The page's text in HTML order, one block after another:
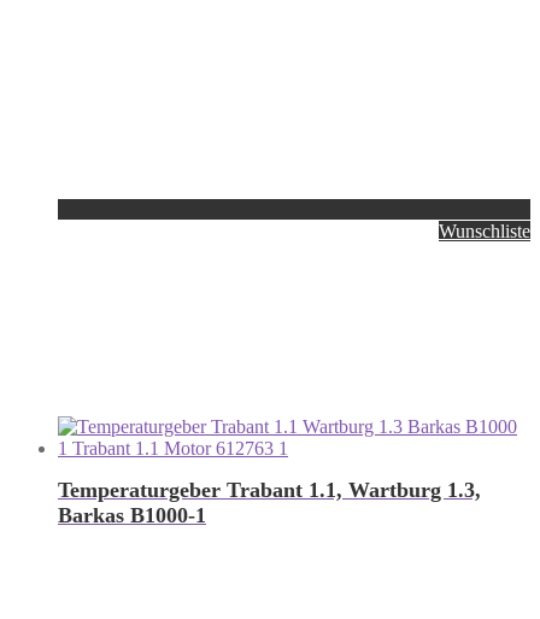
Wunschliste
Temperaturgeber Trabant 1.1, Wartburg 1.3,
Barkas B1000-1